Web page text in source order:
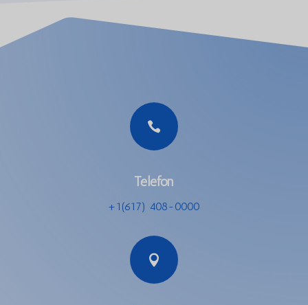

Telefon
+1(617) 408-0000
